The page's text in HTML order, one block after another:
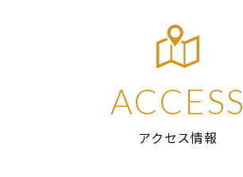
ACCESS
アクセス情報